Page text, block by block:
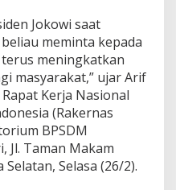
Jokowi saat
meminta kepada
meningkatkan
masyarakat,” ujar Arif
Kerja Nasional
(Rakernas
BPSDM
Jl. Taman Makam
Selasa (26/2).